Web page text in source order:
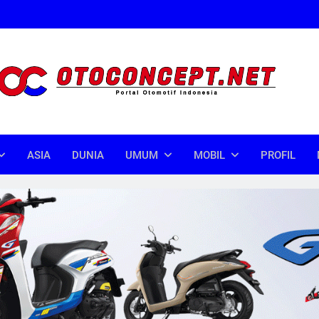
ASIA DUNIA UMUM MOBIL PROFIL